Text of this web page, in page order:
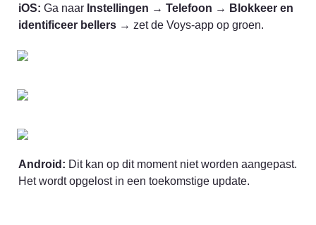
iOS: Ga naar Instellingen → Telefoon → Blokkeer en
identificeer bellers → zet de Voys-app op groen.
Android: Dit kan op dit moment niet worden aangepast.
Het wordt opgelost in een toekomstige update.